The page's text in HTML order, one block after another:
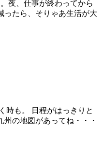
夜、仕事が終わってから
ったら、そりゃあ生活が大
時も。 日程がはっきりと
の地図があってね・・・